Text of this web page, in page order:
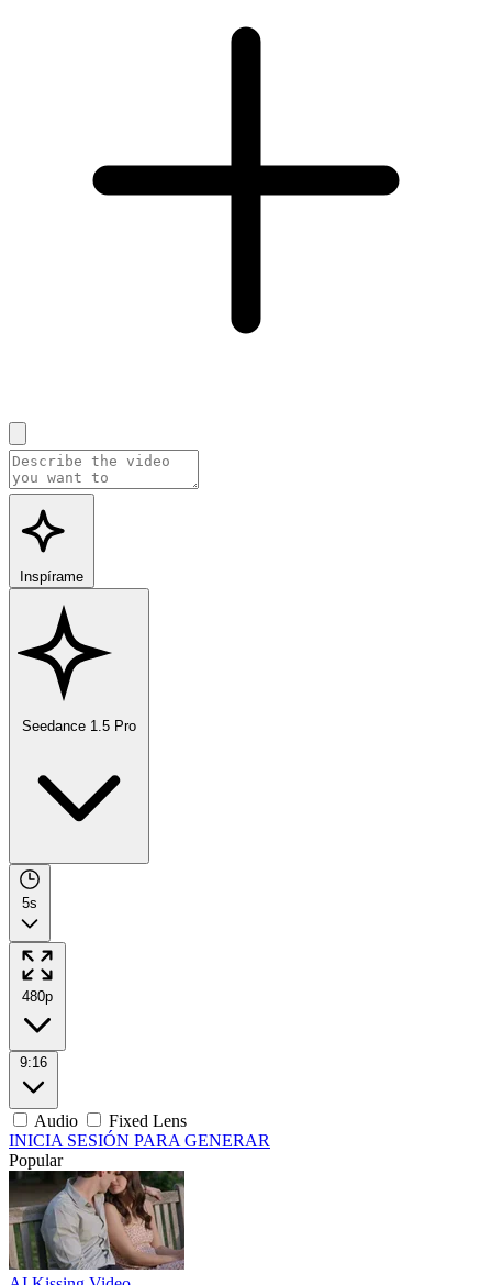
Inspírame
Seedance 1.5 Pro
5s
480p
9:16
Audio
Fixed Lens
INICIA SESIÓN PARA GENERAR
Popular